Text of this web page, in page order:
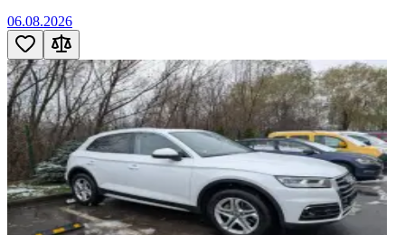
06.08.2026